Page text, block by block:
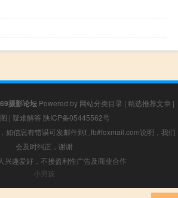
摄影论坛 Powered by 网站分类目录 | 精选推荐文章 |
| 疑难解答 陕ICP备05445562号
如信息有错误可发邮件到f_fb#foxmail.com说明，我们
会及时纠正，谢谢
兴趣爱好，不接盈利性广告及商业合作
小男孩